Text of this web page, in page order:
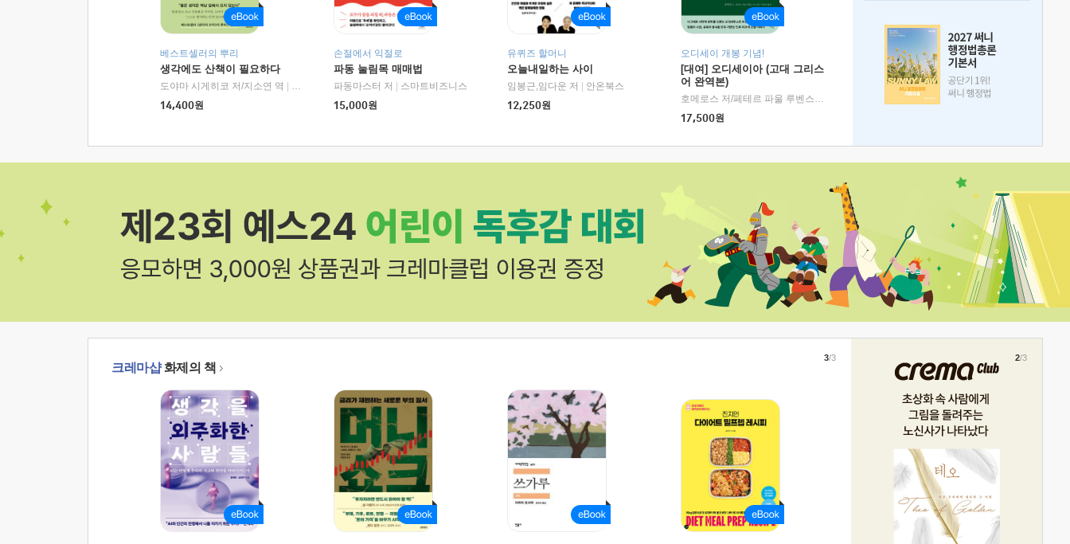
베스트셀러의 뿌리
생각에도 산책이 필요하다
도야마 시게히코 저/지소연 역
알에이치코리아(RHK)
14,400원
손절에서 익절로
파동 눌림목 매매법
파동마스터 저
스마트비즈니스
15,000원
유퀴즈 할머니
오늘내일하는 사이
임봉근,임다운 저
안온북스
12,250원
오디세이 개봉 기념!
[대여] 오디세이아 (고대 그리스
어 완역본)
호메로스 저/페테르 파울 루벤스 그림/박문재 역
현대지성
17,500원
크레마샵화제의 책
3/3 2/3